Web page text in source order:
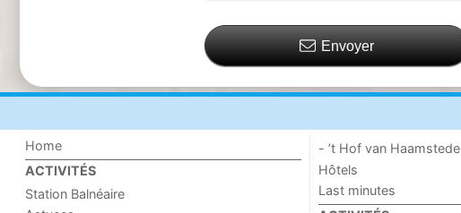
Envoyer
Home
ACTIVITÉS
Station Balnéaire
- ’t Hof van Haamstede
Hôtels
Last minutes